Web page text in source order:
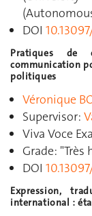
DOI
Pratiques de
communication
politiques
Véronique
Supervisor:
Viva Voce
Grade: "Très
DOI
Expression,
international :